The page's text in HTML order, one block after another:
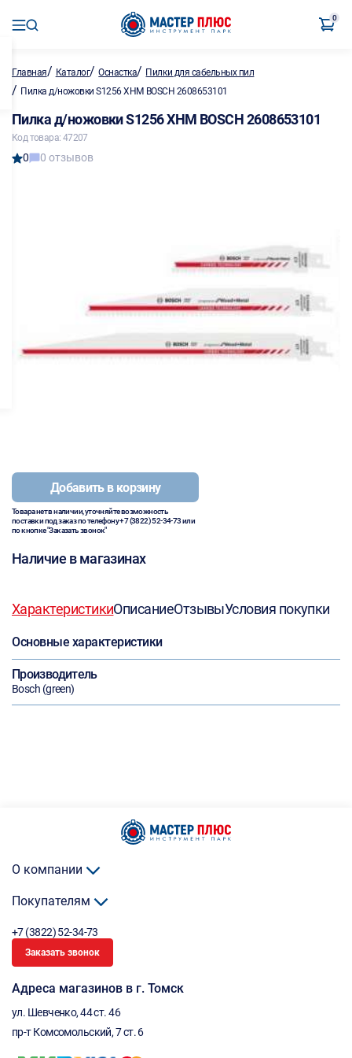
0
Главная/ Каталог/Оснастка/ Пилки для сабельных пил
/ Пилка д/ножовки S1256 XHM BOSCH 2608653101
Пилка д/ножовки S1256 XHM BOSCH 2608653101
Код товара: 47207
0 0 отзывов
Добавить в корзину
Товара нет в наличии, уточняйте возможность
поставки под заказ по телефону+7 (3822) 52-34-73или
по кнопке "Заказать звонок"
Наличие в магазинах
ХарактеристикиОписаниеОтзывыУсловия покупки
Основные характеристики
Производитель
Bosch (green)
О компании
Покупателям
+7 (3822) 52-34-73
Заказать звонок
Адреса магазинов в г. Томск
ул. Шевченко, 44 ст. 46
пр-т Комсомольский, 7 ст. 6